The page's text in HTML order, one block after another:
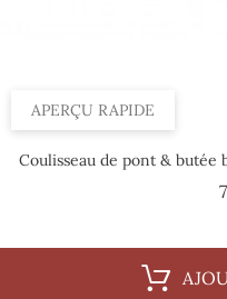
APERÇU RAPIDE
Coulisseau de pont &